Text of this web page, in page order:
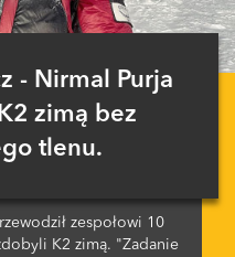
- Nirmal Purja
zimą bez
tlenu.
zespołowi 10
K2 zimą. "Zadanie